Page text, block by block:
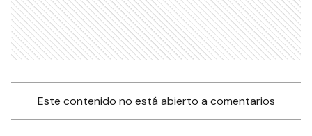
Este contenido no está abierto a comentarios